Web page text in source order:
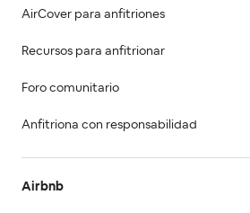
AirCover para anfitriones
Recursos para anfitrionar
Foro comunitario
Anfitriona con responsabilidad
Airbnb